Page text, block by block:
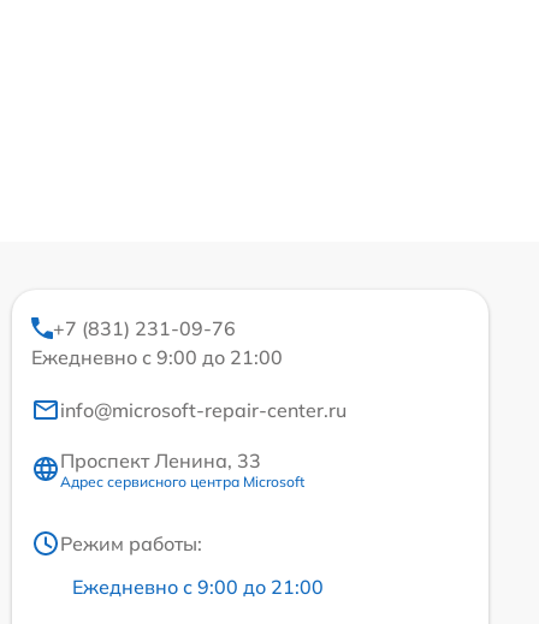
+7 (831) 231-09-76
Ежедневно с 9:00 до 21:00
info@microsoft-repair-center.ru
Проспект Ленина, 33
Адрес сервисного центра Microsoft
Режим работы:
Ежедневно с 9:00 до 21:00